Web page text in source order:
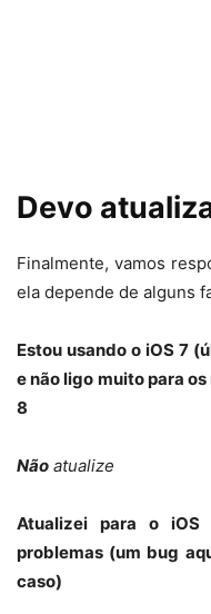
Devo
Finalmente, vamos
ela depende de alguns
Estou usando o iOS 7
e não ligo muito para
8
Não atualize
Atualizei para o
problemas (um bug
caso)